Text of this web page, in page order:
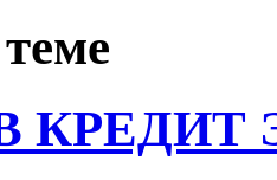
КРЕДИТ